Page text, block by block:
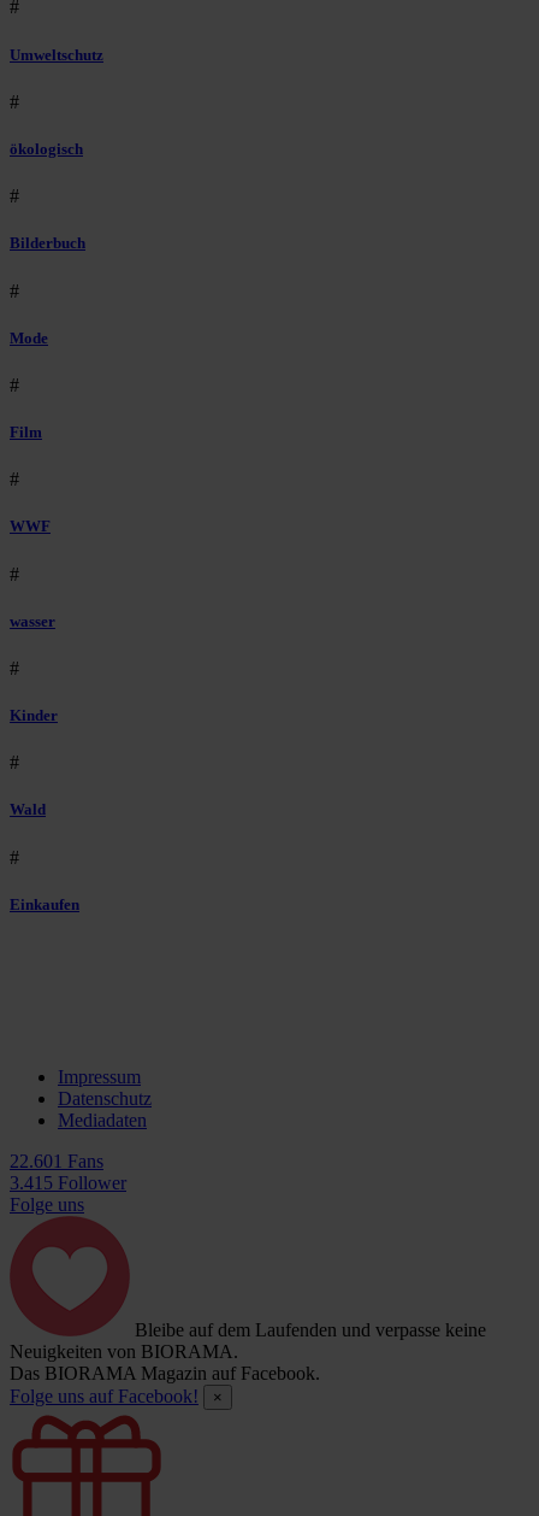
#
Umweltschutz
#
ökologisch
#
Bilderbuch
#
Mode
#
Film
#
WWF
#
wasser
#
Kinder
#
Wald
#
Einkaufen
Impressum
Datenschutz
Mediadaten
22.601 Fans
3.415 Follower
Folge uns
Bleibe auf dem Laufenden und verpasse keine
Neuigkeiten von BIORAMA.
Das BIORAMA Magazin auf Facebook.
Folge uns auf Facebook!
×